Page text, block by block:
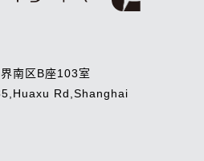
南区B座103室
Rd,Shanghai